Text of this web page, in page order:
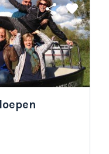
share favorite